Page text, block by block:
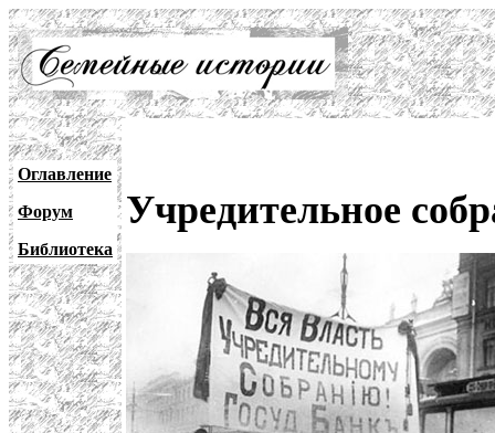
Оглавление
Форум
Библиотека
Учредительное